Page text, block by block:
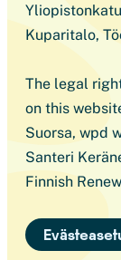
Kuparitalo,
The legal
on this
Suorsa, wpd
Santeri
Finnish